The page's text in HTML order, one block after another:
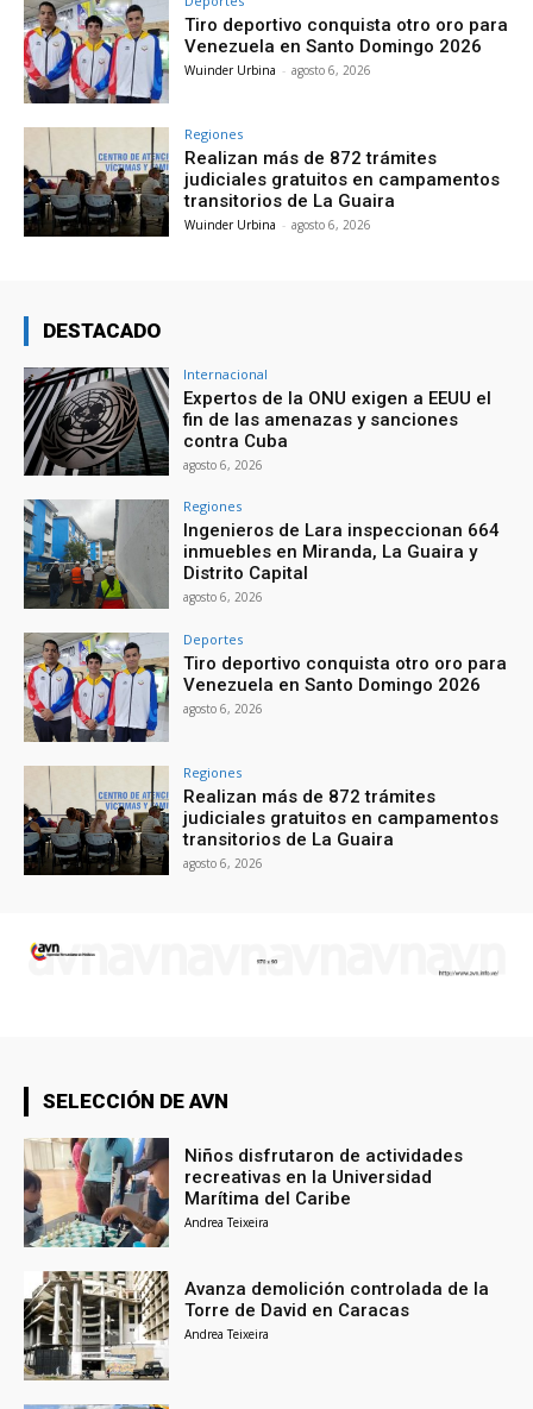
Tiro deportivo conquista otro oro para
Venezuela en Santo Domingo 2026
Wuinder Urbina - agosto 6, 2026
Regiones
Realizan más de 872 trámites
judiciales gratuitos en campamentos
transitorios de La Guaira
Wuinder Urbina - agosto 6, 2026
DESTACADO
Internacional
Expertos de la ONU exigen a EEUU el
fin de las amenazas y sanciones
contra Cuba
agosto 6, 2026
Regiones
Ingenieros de Lara inspeccionan 664
inmuebles en Miranda, La Guaira y
Distrito Capital
agosto 6, 2026
Deportes
Tiro deportivo conquista otro oro para
Venezuela en Santo Domingo 2026
agosto 6, 2026
Regiones
Realizan más de 872 trámites
judiciales gratuitos en campamentos
transitorios de La Guaira
agosto 6, 2026
SELECCIÓN DE AVN
Niños disfrutaron de actividades
recreativas en la Universidad
Marítima del Caribe
Andrea Teixeira
Avanza demolición controlada de la
Torre de David en Caracas
Andrea Teixeira